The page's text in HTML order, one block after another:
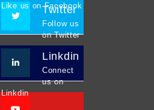
Like us on Facebook
Twitter
Follow us
on Twitter
Linkdin
Connect
us on
Linkdin